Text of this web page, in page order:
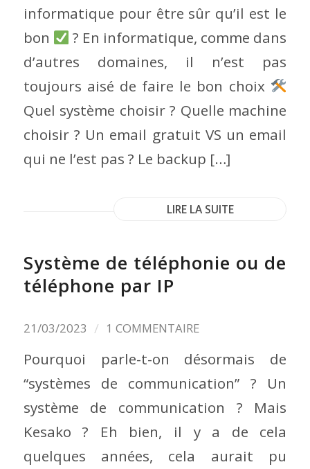
informatique pour être sûr qu’il est le
bon
? En informatique, comme dans
d’autres domaines, il n’est pas
toujours aisé de faire le bon choix
Quel système choisir ? Quelle machine
choisir ? Un email gratuit VS un email
qui ne l’est pas ? Le backup […]
LIRE LA SUITE
Système de téléphonie ou de
téléphone par IP
21/03/2023 / 1 COMMENTAIRE
Pourquoi parle-t-on désormais de
“systèmes de communication” ? Un
système de communication ? Mais
Kesako ? Eh bien, il y a de cela
quelques années, cela aurait pu